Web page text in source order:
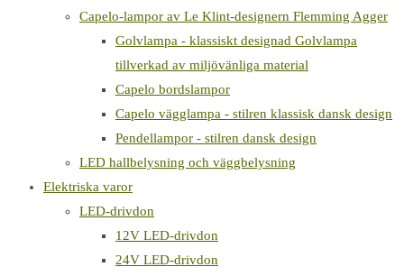
Capelo-lampor av Le Klint-designern Flemming Agger
Golvlampa - klassiskt designad Golvlampa
tillverkad av miljövänliga material
Capelo bordslampor
Capelo vägglampa - stilren klassisk dansk design
Pendellampor - stilren dansk design
LED hallbelysning och väggbelysning
Elektriska varor
LED-drivdon
12V LED-drivdon
24V LED-drivdon